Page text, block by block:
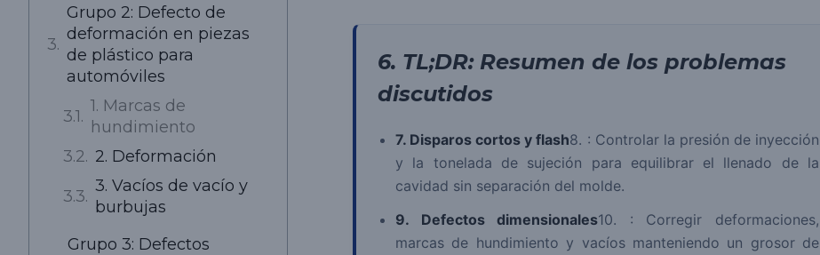
Grupo 2: Defecto de
deformación en piezas
de plástico para
automóviles
1. Marcas de
hundimiento
2. Deformación
3. Vacíos de vacío y
burbujas
Grupo 3: Defectos
6. TL;DR: Resumen de los problemas
discutidos
7. Disparos cortos y flash8. : Controlar la presión de inyección
y la tonelada de sujeción para equilibrar el llenado de la
cavidad sin separación del molde.
9. Defectos dimensionales10. : Corregir deformaciones,
marcas de hundimiento y vacíos manteniendo un grosor de